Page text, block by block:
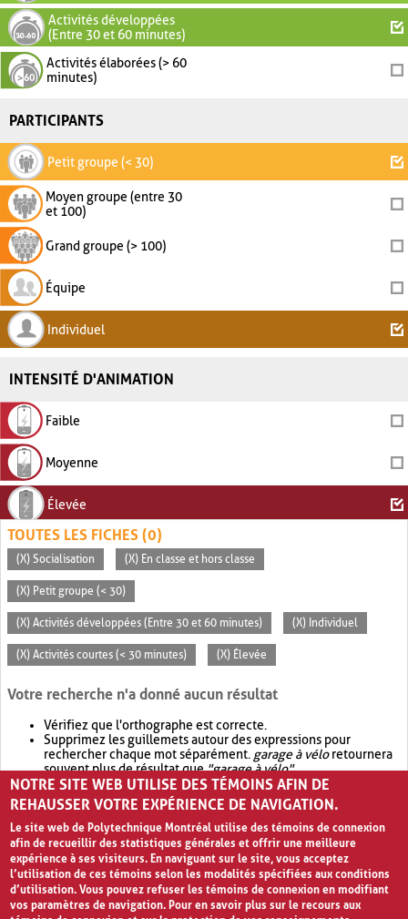
Activités développées
(Entre 30 et 60 minutes)
Activités élaborées (> 60
minutes)
PARTICIPANTS
Petit groupe (< 30)
Moyen groupe (entre 30
et 100)
Grand groupe (> 100)
Équipe
Individuel
INTENSITÉ D'ANIMATION
Faible
Moyenne
Élevée
TOUTES LES FICHES (0)
(X) Socialisation (X) En classe et hors classe
(X) Petit groupe (< 30)
(X) Activités développées (Entre 30 et 60 minutes) (X) Individuel
(X) Activités courtes (< 30 minutes) (X) Élevée
Votre recherche n'a donné aucun résultat
Vérifiez que l'orthographe est correcte.
Supprimez les guillemets autour des expressions pour
rechercher chaque mot séparément. garage à véloretournera
souvent plus de résultat que"garage à vélo".
Envisagez d'élargir votre recherche avec OR.garage OR vélo
retournera souvent plus de résultat quegarage à vélo
NOTRE SITE WEB UTILISE DES TÉMOINS AFIN DE
REHAUSSER VOTRE EXPÉRIENCE DE NAVIGATION.
Le site web de Polytechnique Montréal utilise des témoins de connexion
afin de recueillir des statistiques générales et offrir une meilleure
expérience à ses visiteurs. En naviguant sur le site, vous acceptez
l’utilisation de ces témoins selon les modalités spécifiées aux conditions
d’utilisation. Vous pouvez refuser les témoins de connexion en modifiant
vos paramètres de navigation. Pour en savoir plus sur le recours aux